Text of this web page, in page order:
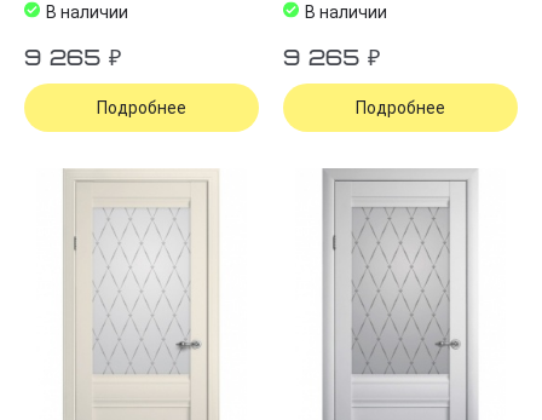
В наличии
9 265 ₽
Подробнее
В наличии
9 265 ₽
Подробнее